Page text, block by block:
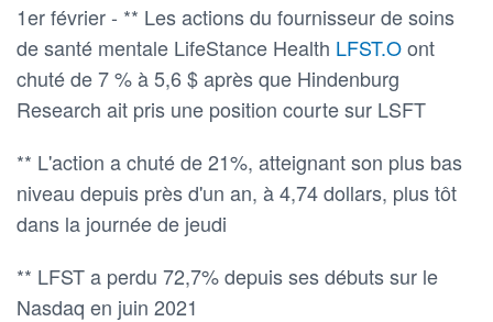
1er février - ** Les actions du fournisseur de soins
de santé mentale LifeStance Health LFST.Oont
chuté de 7 % à 5,6 $ après que Hindenburg
Research ait pris une position courte sur LSFT
** L'action a chuté de 21%, atteignant son plus bas
niveau depuis près d'un an, à 4,74 dollars, plus tôt
dans la journée de jeudi
** LFST a perdu 72,7% depuis ses débuts sur le
Nasdaq en juin 2021